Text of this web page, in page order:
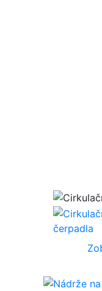
čerpadla